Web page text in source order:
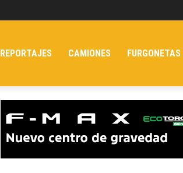
REPORTAJES CAMIONES FURGONETAS